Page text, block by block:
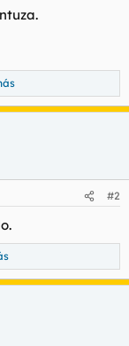
#2